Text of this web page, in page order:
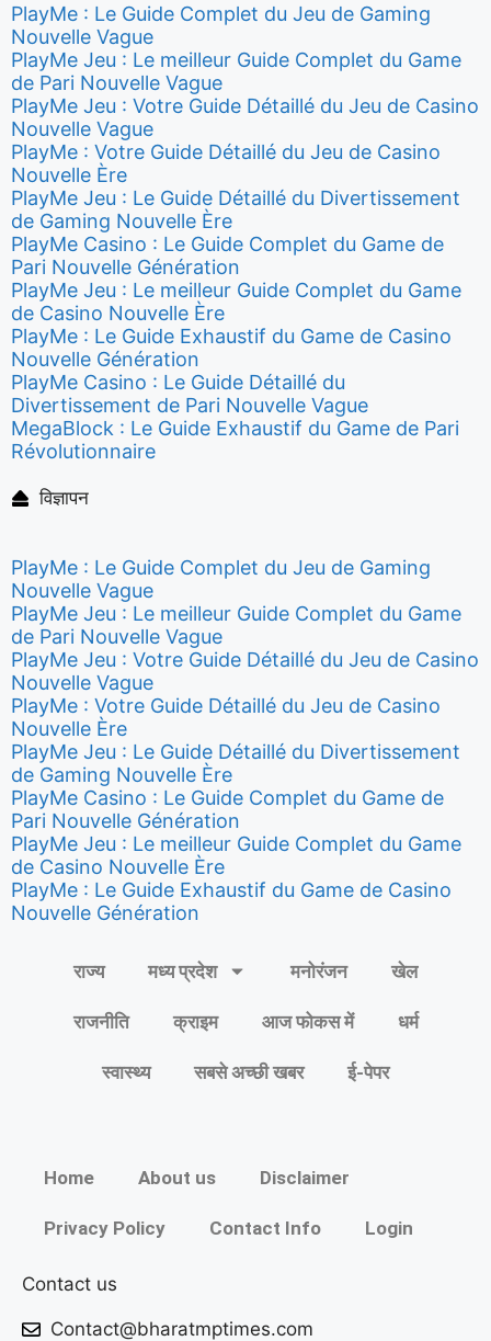
PlayMe : Le Guide Complet du Jeu de Gaming
Nouvelle Vague
PlayMe Jeu : Le meilleur Guide Complet du Game
de Pari Nouvelle Vague
PlayMe Jeu : Votre Guide Détaillé du Jeu de Casino
Nouvelle Vague
PlayMe : Votre Guide Détaillé du Jeu de Casino
Nouvelle Ère
PlayMe Jeu : Le Guide Détaillé du Divertissement
de Gaming Nouvelle Ère
PlayMe Casino : Le Guide Complet du Game de
Pari Nouvelle Génération
PlayMe Jeu : Le meilleur Guide Complet du Game
de Casino Nouvelle Ère
PlayMe : Le Guide Exhaustif du Game de Casino
Nouvelle Génération
PlayMe Casino : Le Guide Détaillé du
Divertissement de Pari Nouvelle Vague
MegaBlock : Le Guide Exhaustif du Game de Pari
Révolutionnaire
विज्ञापन
PlayMe : Le Guide Complet du Jeu de Gaming
Nouvelle Vague
PlayMe Jeu : Le meilleur Guide Complet du Game
de Pari Nouvelle Vague
PlayMe Jeu : Votre Guide Détaillé du Jeu de Casino
Nouvelle Vague
PlayMe : Votre Guide Détaillé du Jeu de Casino
Nouvelle Ère
PlayMe Jeu : Le Guide Détaillé du Divertissement
de Gaming Nouvelle Ère
PlayMe Casino : Le Guide Complet du Game de
Pari Nouvelle Génération
PlayMe Jeu : Le meilleur Guide Complet du Game
de Casino Nouvelle Ère
PlayMe : Le Guide Exhaustif du Game de Casino
Nouvelle Génération
राज्य मध्य प्रदेश मनोरंजन खेल
राजनीति क्राइम आज फोकस में धर्म
स्वास्थ्य सबसे अच्छी खबर ई-पेपर
Home About us Disclaimer
Privacy Policy Contact Info Login
Contact us
Contact@bharatmptimes.com